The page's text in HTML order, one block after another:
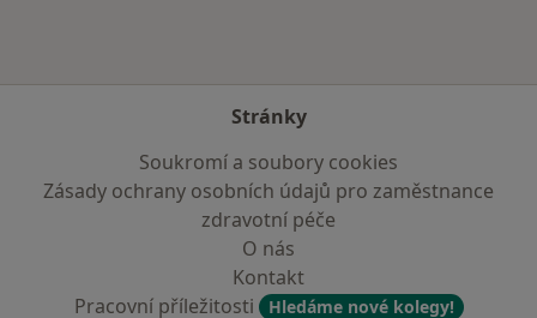
Stránky
Soukromí a soubory cookies
Zásady ochrany osobních údajů pro zaměstnance
zdravotní péče
O nás
Kontakt
Pracovní příležitosti
Hledáme nové kolegy!